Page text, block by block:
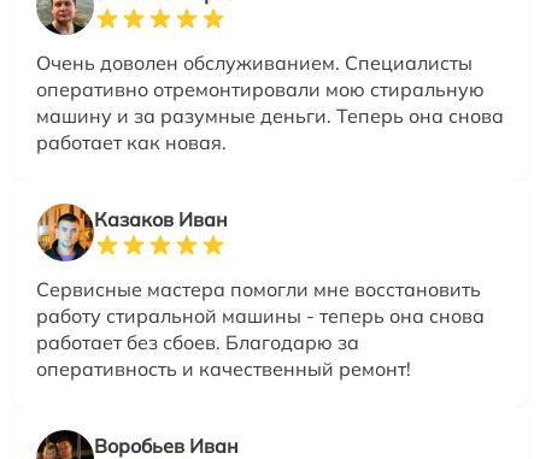
Очень доволен обслуживанием. Специалисты
оперативно отремонтировали мою стиральную
машину и за разумные деньги. Теперь она снова
работает как новая.
Казаков Иван
Сервисные мастера помогли мне восстановить
работу стиральной машины - теперь она снова
работает без сбоев. Благодарю за
оперативность и качественный ремонт!
Воробьев Иван